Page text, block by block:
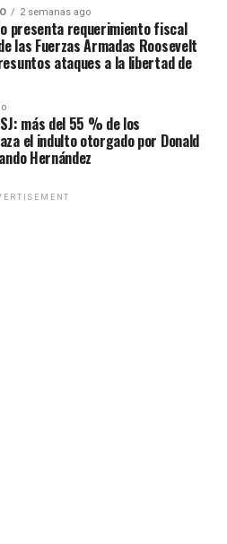
2 semanas ago
presenta requerimiento fiscal
las Fuerzas Armadas Roosevelt
ataques a la libertad de
más del 55 % de los
el indulto otorgado por Donald
Hernández